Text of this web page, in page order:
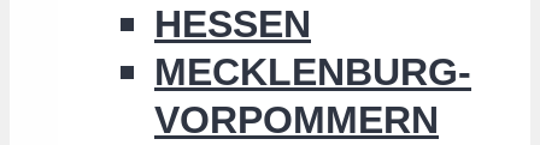
HESSEN
MECKLENBURG-
VORPOMMERN